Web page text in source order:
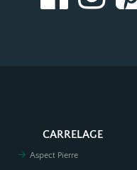
CARRELAGE
Aspect Pierre